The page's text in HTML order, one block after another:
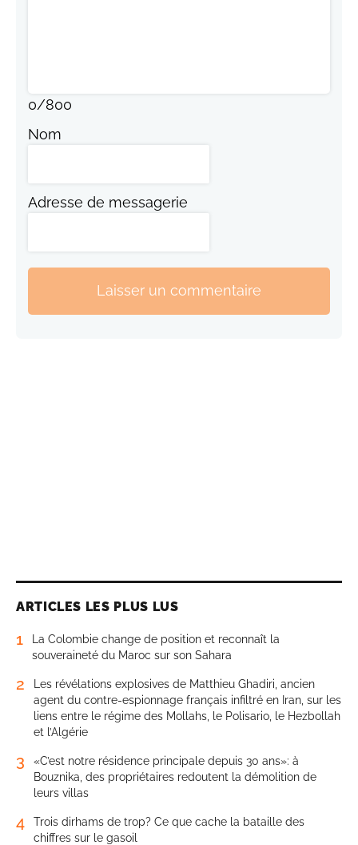
0/800
Nom
Adresse de messagerie
Laisser un commentaire
ARTICLES LES PLUS LUS
1
La Colombie change de position et reconnaît la
souveraineté du Maroc sur son Sahara
2
Les révélations explosives de Matthieu Ghadiri, ancien
agent du contre-espionnage français infiltré en Iran, sur les
liens entre le régime des Mollahs, le Polisario, le Hezbollah
et l’Algérie
3
«C’est notre résidence principale depuis 30 ans»: à
Bouznika, des propriétaires redoutent la démolition de
leurs villas
4
Trois dirhams de trop? Ce que cache la bataille des
chiffres sur le gasoil